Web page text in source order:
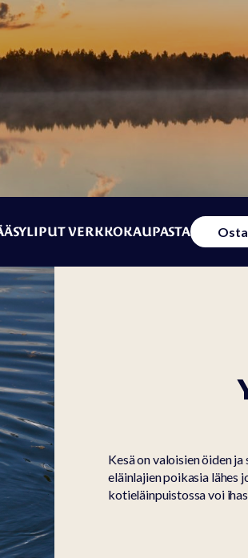
VERKKOKAUPASTA
Kesä on valoisien öiden
eläinlajien poikasia lähes
kotieläinpuistossa voi